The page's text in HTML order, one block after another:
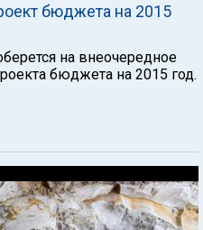
бюджета на 2015
на внеочередное
бюджета на 2015 год.